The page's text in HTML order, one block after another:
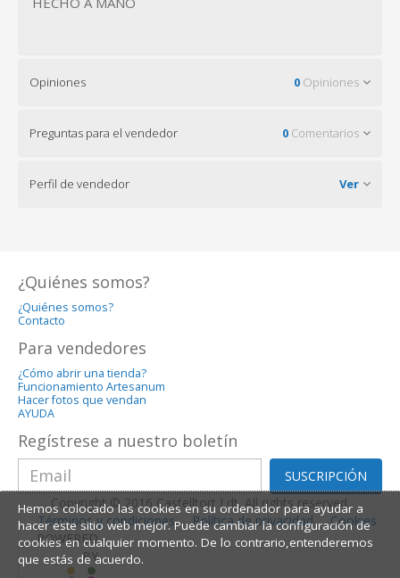
Opiniones 0 Opiniones
Preguntas para el vendedor 0 Comentarios
Perfil de vendedor Ver
¿Quiénes somos?
¿Quiénes somos?
Contacto
Para vendedores
¿Cómo abrir una tienda?
Funcionamiento Artesanum
Hacer fotos que vendan
AYUDA
Regístrese a nuestro boletín
SUSCRIPCIÓN
Copyright © 2016 Castelltort Ldt. All rights reserved.
Términos y condiciones
Política de privacidad
Cookies
POWERED
BY
Hemos colocado las cookies en su ordenador para ayudar a
hacer este sitio web mejor. Puede cambiar la configuración de
cookies en cualquier momento. De lo contrario,entenderemos
que estás de acuerdo.